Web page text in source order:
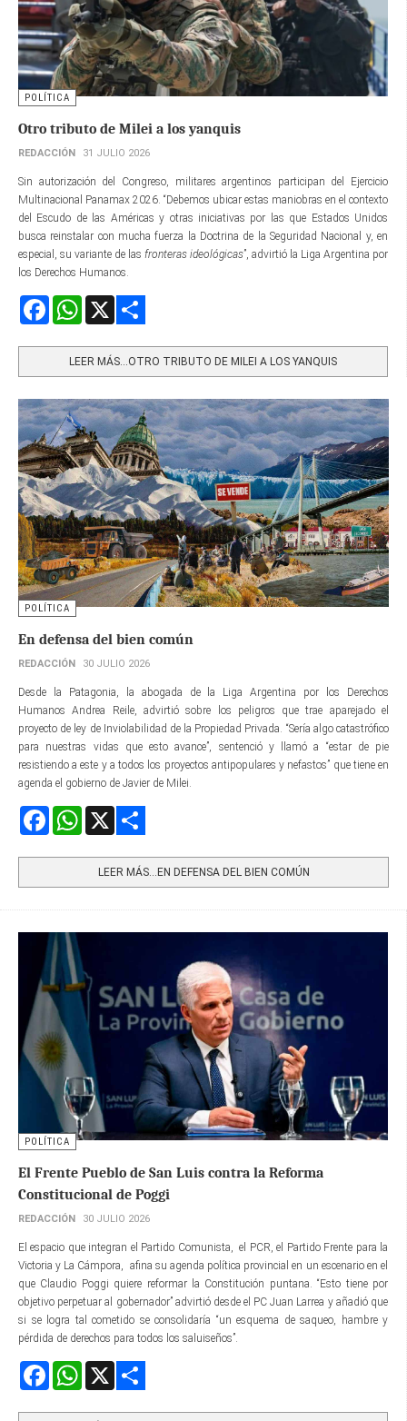
POLÍTICA
Otro tributo de Milei a los yanquis
REDACCIÓN 31 JULIO 2026
Sin autorización del Congreso, militares argentinos participan del Ejercicio
Multinacional Panamax 2026. “Debemos ubicar estas maniobras en el contexto
del Escudo de las Américas y otras iniciativas por las que Estados Unidos
busca reinstalar con mucha fuerza la Doctrina de la Seguridad Nacional y, en
especial, su variante de las fronteras ideológicas”, advirtió la Liga Argentina por
los Derechos Humanos.
FacebookWhatsApp
LEER MÁS…OTRO TRIBUTO DE MILEI A LOS YANQUIS
POLÍTICA
En defensa del bien común
REDACCIÓN 30 JULIO 2026
Desde la Patagonia, la abogada de la Liga Argentina por los Derechos
Humanos Andrea Reile, advirtió sobre los peligros que trae aparejado el
proyecto de ley de Inviolabilidad de la Propiedad Privada. “Sería algo catastrófico
para nuestras vidas que esto avance”, sentenció y llamó a “estar de pie
resistiendo a este y a todos los proyectos antipopulares y nefastos” que tiene en
agenda el gobierno de Javier de Milei.
FacebookWhatsApp
LEER MÁS…EN DEFENSA DEL BIEN COMÚN
POLÍTICA
El Frente Pueblo de San Luis contra la Reforma
Constitucional de Poggi
REDACCIÓN 30 JULIO 2026
El espacio que integran el Partido Comunista, el PCR, el Partido Frente para la
Victoria y La Cámpora, afina su agenda política provincial en un escenario en el
que Claudio Poggi quiere reformar la Constitución puntana. “Esto tiene por
objetivo perpetuar al gobernador” advirtió desde el PC Juan Larrea y añadió que
si se logra tal cometido se consolidaría “un esquema de saqueo, hambre y
pérdida de derechos para todos los saluiseños”.
FacebookWhatsApp